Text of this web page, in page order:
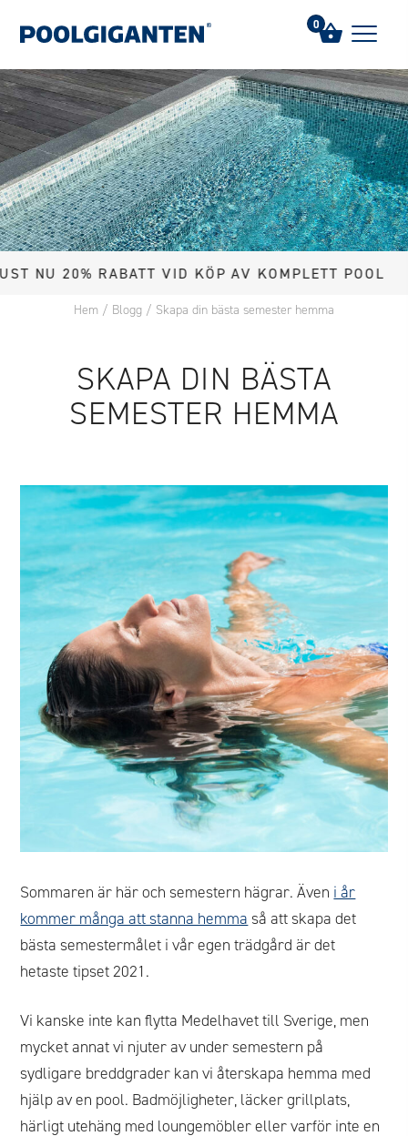
20% RABATT VID KÖP AV KOMPLETT POOL
Hem / Blogg / Skapa din bästa semester hemma
SKAPA DIN BÄSTA
SEMESTER HEMMA
Sommaren är här och semestern hägrar. Även i år
kommer många att stanna hemma så att skapa det
bästa semestermålet i vår egen trädgård är det
hetaste tipset 2021.
Vi kanske inte kan flytta Medelhavet till Sverige, men
mycket annat vi njuter av under semestern på
sydligare breddgrader kan vi återskapa hemma med
hjälp av en pool. Badmöjligheter, läcker grillplats,
härligt utehäng med loungemöbler eller varför inte en
0